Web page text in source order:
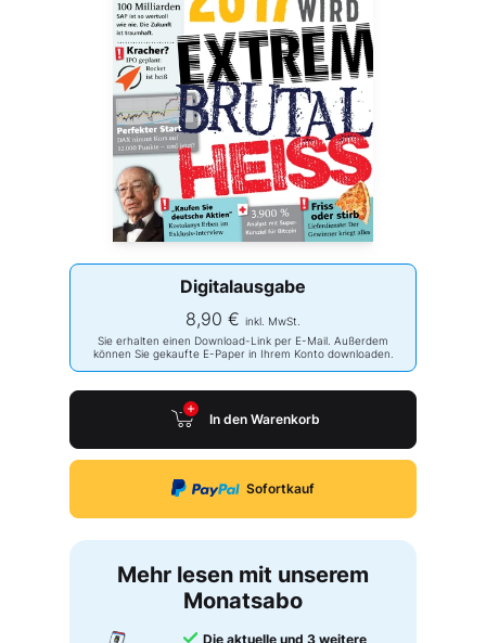
Digitalausgabe
8,90 € inkl. MwSt.
Sie erhalten einen Download-Link per E-Mail. Außerdem
können Sie gekaufte E-Paper in Ihrem Konto downloaden.
In den Warenkorb
Sofortkauf
Mehr lesen mit unserem
Monatsabo
Die aktuelle und 3 weitere